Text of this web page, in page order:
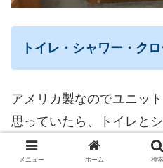
トイレ・シャワー・ク
アメリカ製なのでユニッ
思っていたら、トイレと
分かれていました。
メニュー ホーム 検索